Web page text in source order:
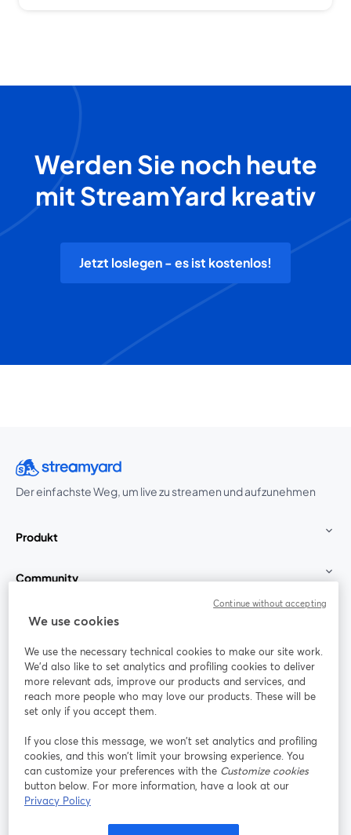
Werden Sie noch heute
mit StreamYard kreativ
Jetzt loslegen - es ist kostenlos!
Der einfachste Weg, um live zu streamen und aufzunehmen
Produkt
Community
StreamYard für
Mitmachen
Webinar Facebook
wird in einem neuen Tab geöffnet
X (Twitter)
wird in einem neuen Tab geöffnet
Nutzungsbedingungen
wird in einem neuen Tab geöffnet
We use cookies
We use the necessary technical cookies to make our site work.
We'd also like to set analytics and profiling cookies to deliver
more relevant ads, improve our products and services, and
reach more people who may love our products. These will be
set only if you accept them.
If you close this message, we won’t set analytics and profiling
cookies, and this won’t limit your browsing experience. You
can customize your preferences with the Customize cookies
button below. For more information, have a look at our
Privacy Policy
Continue without accepting